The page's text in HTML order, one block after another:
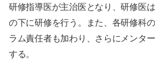
研修指導医が主治医となり、研修医
の下に研修を行う。また、各研修科
ラム責任者も加わり、さらにメンタ
する。